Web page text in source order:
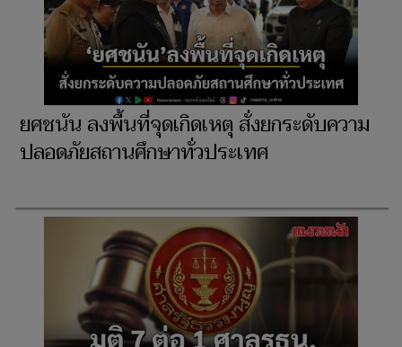
ยศชนัน ลงพื้นที่จุดเกิดเหตุ สั่งยกระดับความ
ปลอดภัยสถานศึกษาทั่วประเทศ